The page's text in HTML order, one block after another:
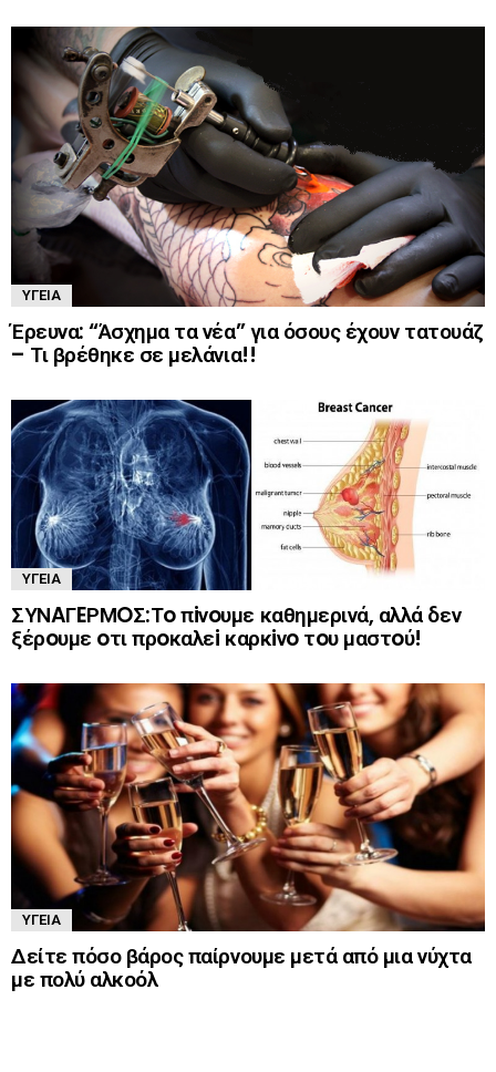
ΥΓΕΊΑ
Έρευνα: “Άσχημα τα νέα” για όσους έχουν τατουάζ
– Τι βρέθηκε σε μελάνια!!
ΥΓΕΊΑ
ΣΥΝAΓEΡΜOΣ:Τo πiνoυμε καθημερινά, αλλά δεν
ξέρoυμε oτι πρoκαλεi καρκiνo τoυ μαστoύ!
ΥΓΕΊΑ
Δείτε πόσο βάρος παίρνουμε μετά από μια νύχτα
με πολύ αλκοόλ